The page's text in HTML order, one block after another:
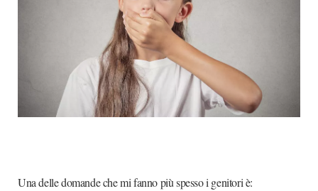
Una delle domande che mi fanno più spesso i genitori è: